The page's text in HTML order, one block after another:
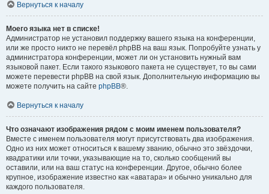
Вернуться к началу
Моего языка нет в списке!
Администратор не установил поддержку вашего языка на конференции,
или же просто никто не перевёл phpBB на ваш язык. Попробуйте узнать у
администратора конференции, может ли он установить нужный вам
языковой пакет. Если такого языкового пакета не существует, то вы сами
можете перевести phpBB на свой язык. Дополнительную информацию вы
можете получить на сайте phpBB®.
Вернуться к началу
Что означают изображения рядом с моим именем пользователя?
Вместе с именем пользователя могут присутствовать два изображения.
Одно из них может относиться к вашему званию, обычно это звёздочки,
квадратики или точки, указывающие на то, сколько сообщений вы
оставили, или на ваш статус на конференции. Другое, обычно более
крупное, изображение известно как «аватара» и обычно уникально для
каждого пользователя.